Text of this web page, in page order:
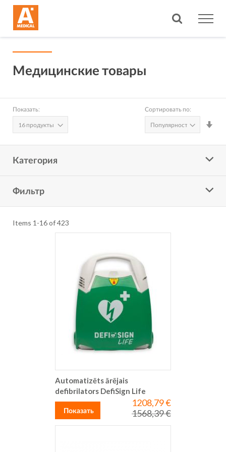
Поиск
Медицинские товары
Показать: Сортировать по:
Категория
Фильтр
Items 1 -16of423
Automatizēts ārējais
defibrilators DefiSign Life
Special
Price
1208,79 €
Regular
1568,39 €
Показать